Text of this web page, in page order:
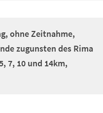
ohne Zeitnahme,
zugunsten des Rima
7, 10 und 14km,